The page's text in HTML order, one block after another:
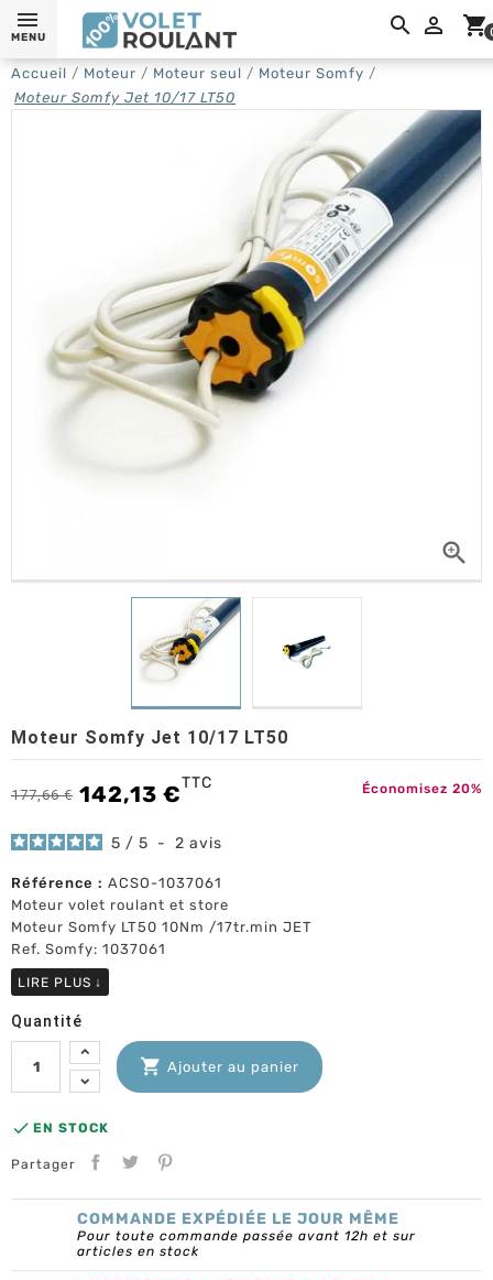
 shopping_cart
MENU
Accueil Moteur Moteur seul
Moteur Somfy
Moteur Somfy Jet 10/17 LT50

Moteur Somfy Jet 10/17 LT50
177,66 € 142,13 €TTC Économisez 20%
5 / 5 - 2 avis
Référence : ACSO-1037061
Moteur volet roulant et store
Moteur Somfy LT50 10Nm /17tr.min JET
Ref. Somfy: 1037061
LIRE PLUS ↓
Quantité
 Ajouter au panier
 EN STOCK
Partager
COMMANDE EXPÉDIÉE LE JOUR MÊME
Pour toute commande passée avant 12h et sur
articles en stock